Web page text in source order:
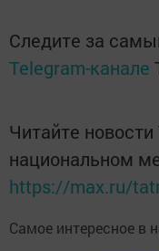
Следите за
Telegram-канале
Читайте новости
национальном
https://max.ru/
Самое интересное в